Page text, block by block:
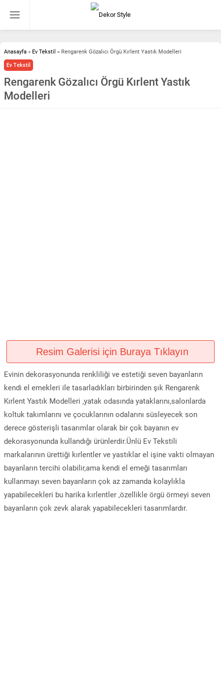
Anasayfa » Ev Tekstil » Rengarenk Gözalıcı Örgü Kırlent Yastık Modelleri
Ev Tekstil
Rengarenk Gözalıcı Örgü Kırlent Yastık
Modelleri
Resim Galerisi için Buraya Tıklayın
Evinin dekorasyonunda renkliliği ve estetiği seven bayanların
kendi el emekleri ile tasarladıkları birbirinden şık Rengarenk
Kırlent Yastık Modelleri ,yatak odasında yataklarını,salonlarda
koltuk takımlarını ve çocuklarının odalarını süsleyecek son
derece gösterişli tasarımlar olarak bir çok bayanın ev
dekorasyonunda kullandığı ürünlerdir.Ünlü Ev Tekstili
markalarının ürettiği kırlentler ve yastıklar el işine vakti olmayan
bayanların tercihi olabilir,ama kendi el emeği tasarımları
kullanmayı seven bayanların çok az zamanda kolaylıkla
yapabilecekleri bu harika kırlentler ,özellikle örgü örmeyi seven
bayanların çok zevk alarak yapabilecekleri tasarımlardır.